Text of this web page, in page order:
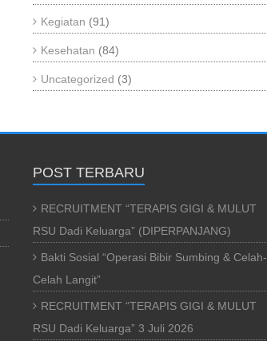
Kegiatan (91)
Kesehatan (84)
Uncategorized (3)
POST TERBARU
RECRUITMENT “TERAPIS GIGI & MULUT
RSU Dadi Keluarga” (DIPERPANJANG)
Bakti Sosial “Operasi Bibir Sumbing & Celah-
Celah Langit”
RECRUITMENT “TERAPIS GIGI & MULUT
RSU Dadi Keluarga” 3 Juli 2026